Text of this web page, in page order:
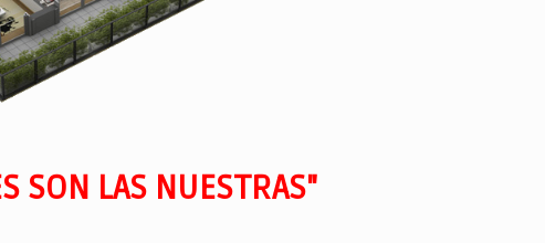
SON LAS NUESTRAS"